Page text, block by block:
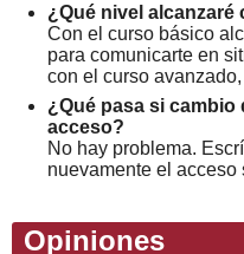
¿Qué nivel alcanzaré
Con el curso básico
para comunicarte en
con el curso
¿Qué pasa si cambio
acceso?
No hay problema.
nuevamente el acceso
Opiniones